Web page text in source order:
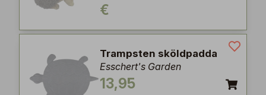
€
Trampsten sköldpadda
Esschert's Garden
13,95